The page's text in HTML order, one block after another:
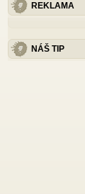
REKLAMA
NÁŠ TIP